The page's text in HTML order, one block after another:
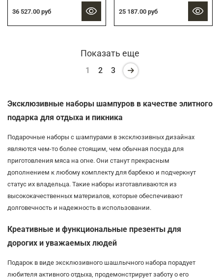
36 527.00 руб 25 187.00 руб
Показать еще
1 2 3
Эксклюзивные наборы шампуров в качестве элитного
подарка для отдыха и пикника
Подарочные наборы с шампурами в эксклюзивных дизайнах
являются чем-то более стоящим, чем обычная посуда для
приготовления мяса на огне. Они станут прекрасным
дополнением к любому комплекту для барбекю и подчеркнут
статус их владельца. Такие наборы изготавливаются из
высококачественных материалов, которые обеспечивают
долговечность и надежность в использовании.
Креативные и функциональные презенты для
дорогих и уважаемых людей
Подарок в виде эксклюзивного шашлычного набора порадует
любителя активного отдыха, продемонстрирует заботу о его